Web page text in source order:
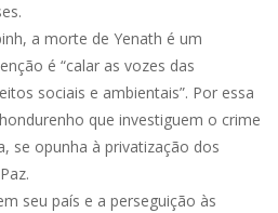
a morte de Yenath é um
é “calar as vozes das
sociais e ambientais”. Por essa
que investiguem o crime
se opunha à privatização dos
seu país e a perseguição às